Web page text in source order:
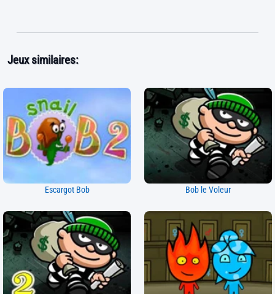
Jeux similaires:
Escargot Bob Bob le Voleur